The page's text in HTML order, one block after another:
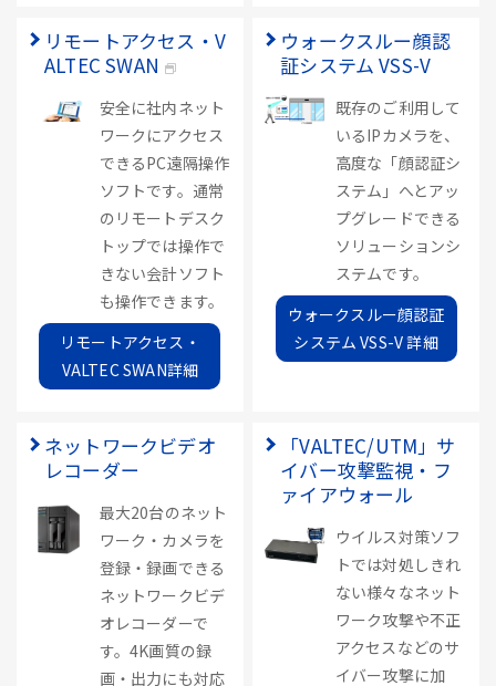
リモートアクセス・V
ALTEC SWAN
安全に社内ネット
ワークにアクセス
できるPC遠隔操作
ソフトです。通常
のリモートデスク
トップでは操作で
きない会計ソフト
も操作できます。
リモートアクセス・
VALTEC SWAN詳細
ウォークスルー顔認
証システム VSS-V
既存のご利用して
いるIPカメラを、
高度な「顔認証シ
ステム」へとアッ
プグレードできる
ソリューションシ
ステムです。
ウォークスルー顔認証
システム VSS-V 詳細
ネットワークビデオ
レコーダー
最大20台のネット
ワーク・カメラを
登録・録画できる
ネットワークビデ
オレコーダーで
す。4K画質の録
画・出力にも対応
「VALTEC/UTM」サ
イバー攻撃監視・フ
ァイアウォール
ウイルス対策ソフ
トでは対処しきれ
ない様々なネット
ワーク攻撃や不正
アクセスなどのサ
イバー攻撃に加